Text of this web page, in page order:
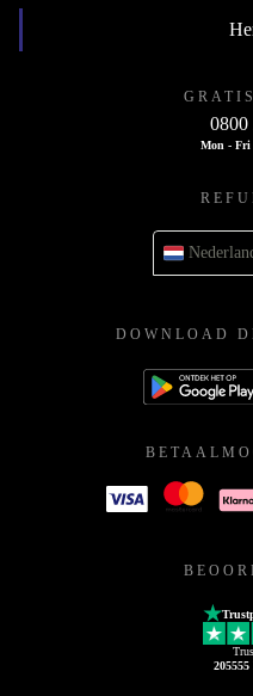
0800
Mon - Fri
DOWNLOAD
205555